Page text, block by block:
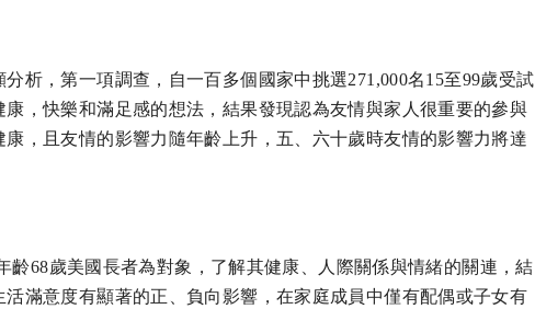
析，第一項調查，自一百多個國家中挑選271,000名15至99歲受試
，快樂和滿足感的想法，結果發現認為友情與家人很重要的參與
，且友情的影響力隨年齡上升，五、六十歲時友情的影響力將達
齡68歲美國長者為對象，了解其健康、人際關係與情緒的關連，結
滿意度有顯著的正、負向影響，在家庭成員中僅有配偶或子女有